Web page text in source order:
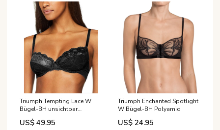
Triumph Tempting Lace W
Bügel-BH unsichtbar
verstärkte Fußspitze
US$ 49.95
Triumph Enchanted Spotlight
W Bügel-BH Polyamid
US$ 24.95